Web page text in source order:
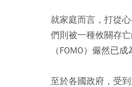
就家庭而言，打從
們則被一種攸關存
（FOMO）儼然已
至於各國政府，受